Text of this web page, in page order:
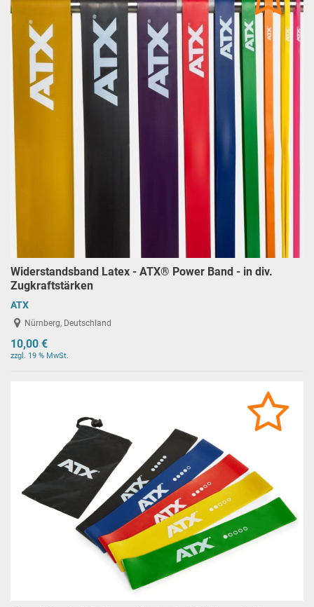
Widerstandsband Latex - ATX® Power Band - in div.
Zugkraftstärken
ATX
Nürnberg, Deutschland
10,00 €
zzgl. 19 % MwSt.